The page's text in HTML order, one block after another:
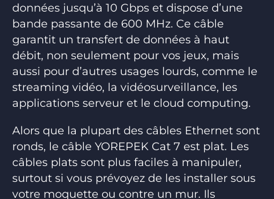
données jusqu’à 10 Gbps et dispose d’une
bande passante de 600 MHz. Ce câble
garantit un transfert de données à haut
débit, non seulement pour vos jeux, mais
aussi pour d’autres usages lourds, comme le
streaming vidéo, la vidéosurveillance, les
applications serveur et le cloud computing.
Alors que la plupart des câbles Ethernet sont
ronds, le câble YOREPEK Cat 7 est plat. Les
câbles plats sont plus faciles à manipuler,
surtout si vous prévoyez de les installer sous
votre moquette ou contre un mur. Ils